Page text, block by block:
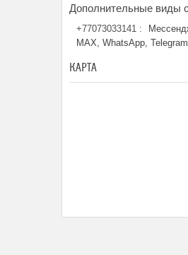
+77073033141
MAX, WhatsApp, Telegram
КАРТА